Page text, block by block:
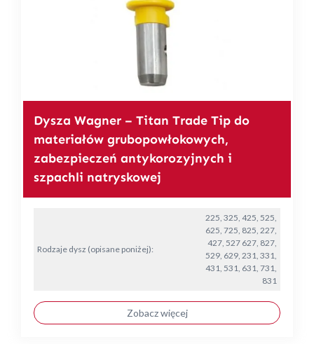
Dysza Wagner – Titan Trade Tip do
materiałów grubopowłokowych,
zabezpieczeń antykorozyjnych i
szpachli natryskowej
Rodzaje dysz (opisane poniżej):
225, 325, 425, 525,
625, 725, 825, 227,
427, 527 627, 827,
529, 629, 231, 331,
431, 531, 631, 731,
831
Zobacz więcej